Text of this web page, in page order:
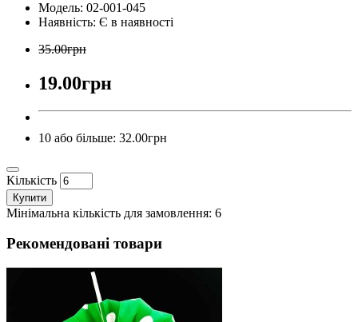
Модель: 02-001-045
Наявність: Є в наявності
35.00грн
19.00грн
10 або більше: 32.00грн
Кількість
Купити
Мінімальна кількість для замовлення: 6
Рекомендовані товари